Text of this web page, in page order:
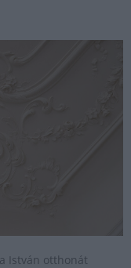
István otthonát